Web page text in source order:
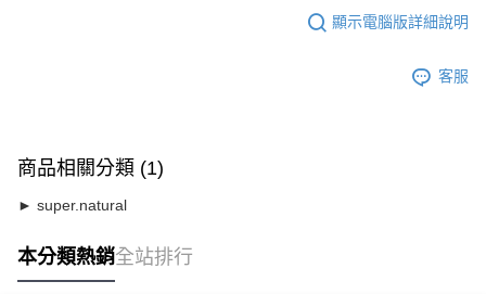
顯示電腦版詳細說明
客服
商品相關分類 (1)
► super.natural
本分類熱銷全站排行